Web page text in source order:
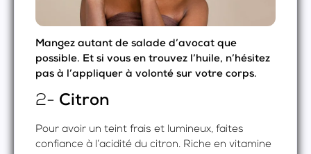
Mangez autant de salade d’avocat que
possible. Et si vous en trouvez l’huile, n’hésitez
pas à l’appliquer à volonté sur votre corps.
2- Citron
Pour avoir un teint frais et lumineux, faites
confiance à l’acidité du citron. Riche en vitamine